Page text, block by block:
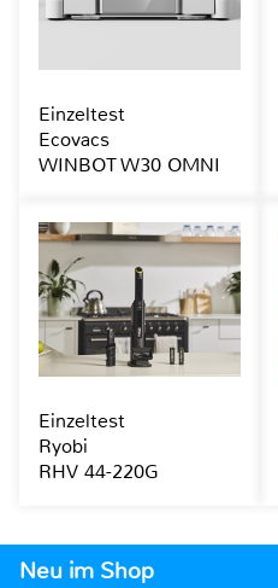
Neu im Shop
Einzeltest
Ecovacs
WINBOT W30 OMNI
Einzeltest
Ryobi
RHV 44-220G